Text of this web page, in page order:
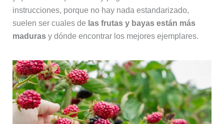
instrucciones, porque no hay nada estandarizado,
suelen ser cuales de las frutas y bayas están más
madurasy dónde encontrar los mejores ejemplares.